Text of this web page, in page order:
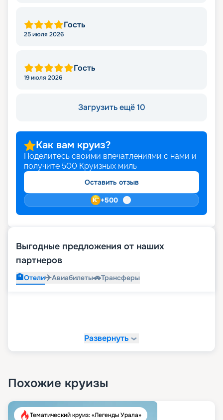
Гость
25 июля 2026
Гость
19 июля 2026
Загрузить ещё 10
Как вам круиз?
Поделитесь своими впечатлениями с нами и
получите 500 Круизных миль
Оставить отзыв
+500
Выгодные предложения от наших
партнеров
🏨Отели✈️Авиабилеты🚗Трансферы
Развернуть
Похожие круизы
Тематический круиз: «Легенды Урала»